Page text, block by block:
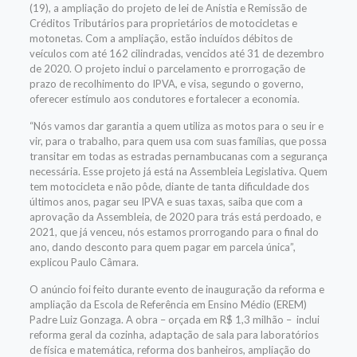
(19), a ampliação do projeto de lei de Anistia e Remissão de
Créditos Tributários para proprietários de motocicletas e
motonetas. Com a ampliação, estão incluídos débitos de
veículos com até 162 cilindradas, vencidos até 31 de dezembro
de 2020. O projeto inclui o parcelamento e prorrogação de
prazo de recolhimento do IPVA, e visa, segundo o governo,
oferecer estímulo aos condutores e fortalecer a economia.
“Nós vamos dar garantia a quem utiliza as motos para o seu ir e
vir, para o trabalho, para quem usa com suas famílias, que possa
transitar em todas as estradas pernambucanas com a segurança
necessária. Esse projeto já está na Assembleia Legislativa. Quem
tem motocicleta e não pôde, diante de tanta dificuldade dos
últimos anos, pagar seu IPVA e suas taxas, saiba que com a
aprovação da Assembleia, de 2020 para trás está perdoado, e
2021, que já venceu, nós estamos prorrogando para o final do
ano, dando desconto para quem pagar em parcela única”,
explicou Paulo Câmara.
O anúncio foi feito durante evento de inauguração da reforma e
ampliação da Escola de Referência em Ensino Médio (EREM)
Padre Luiz Gonzaga. A obra – orçada em R$ 1,3 milhão – inclui
reforma geral da cozinha, adaptação de sala para laboratórios
de física e matemática, reforma dos banheiros, ampliação do